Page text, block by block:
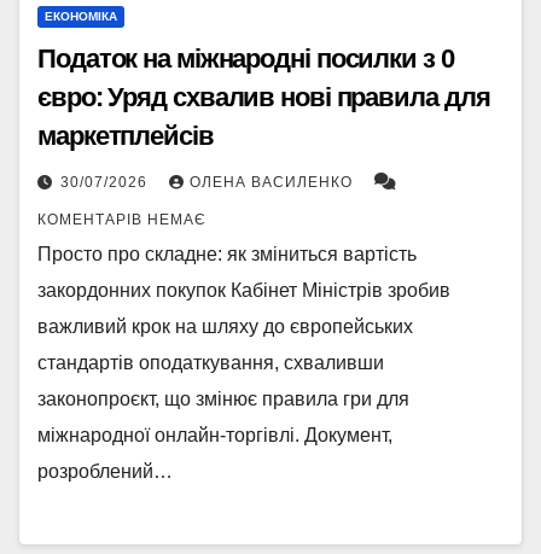
ЕКОНОМІКА
Податок на міжнародні посилки з 0
євро: Уряд схвалив нові правила для
маркетплейсів
30/07/2026 ОЛЕНА ВАСИЛЕНКО
КОМЕНТАРІВ НЕМАЄ
Просто про складне: як зміниться вартість
закордонних покупок Кабінет Міністрів зробив
важливий крок на шляху до європейських
стандартів оподаткування, схваливши
законопроєкт, що змінює правила гри для
міжнародної онлайн-торгівлі. Документ,
розроблений…